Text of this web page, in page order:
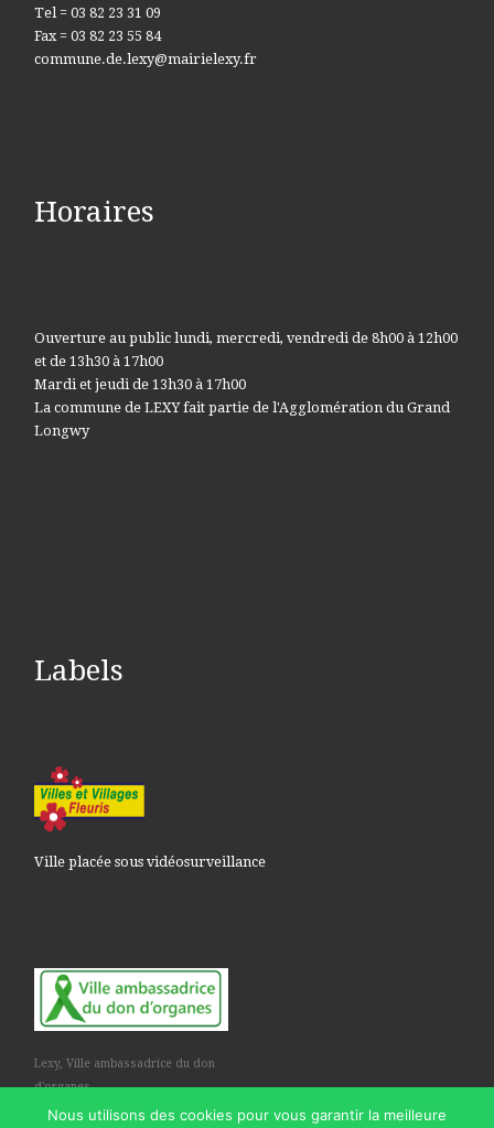
Tel = 03 82 23 31 09
Fax = 03 82 23 55 84
commune.de.lexy@mairielexy.fr
Horaires
Ouverture au public lundi, mercredi, vendredi de 8h00 à 12h00
et de 13h30 à 17h00
Mardi et jeudi de 13h30 à 17h00
La commune de LEXY fait partie de l'Agglomération du Grand
Longwy
Labels
Ville placée sous vidéosurveillance
Lexy, Ville ambassadrice du don
d'organes
Nous utilisons des cookies pour vous garantir la meilleure